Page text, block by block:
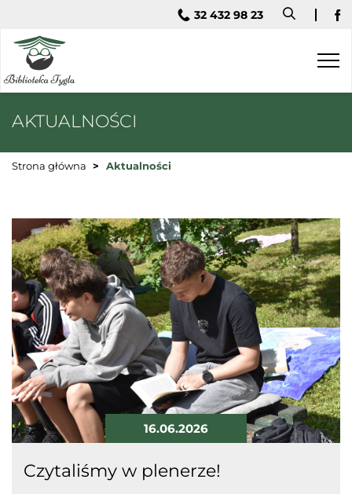
32 432 98 23
AKTUALNOŚCI
Strona główna Aktualności
16.06.2026
Czytaliśmy w plenerze!